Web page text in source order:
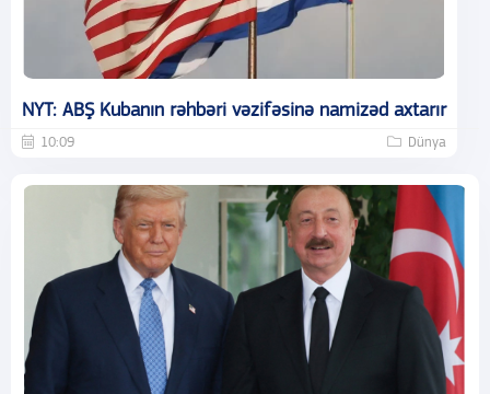
NYT: ABŞ Kubanın rəhbəri vəzifəsinə namizəd axtarır
10:09 Dünya